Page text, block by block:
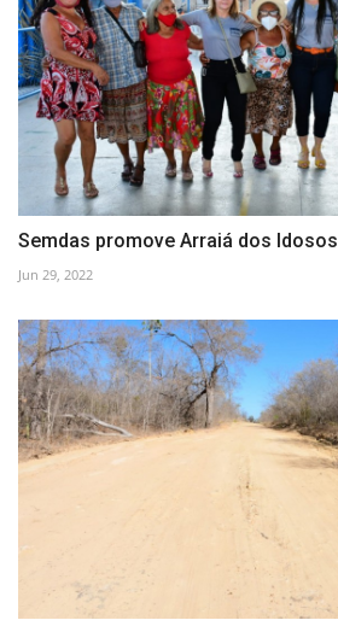
Semdas promove Arraiá dos Idosos
Jun 29, 2022